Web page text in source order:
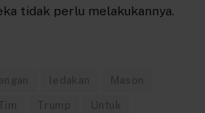
tidak perlu melakukannya.
ledakan Mason
Tim Trump Untuk